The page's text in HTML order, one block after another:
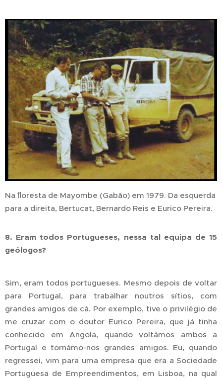
Na ﬂoresta de Mayombe (Gabão) em 1979. Da esquerda
para a direita, Bertucat, Bernardo Reis e Eurico Pereira.
8. Eram todos Portugueses, nessa tal equipa de 15
geólogos?
Sim, eram todos portugueses. Mesmo depois de voltar
para Portugal, para trabalhar noutros sítios, com
grandes amigos de cá. Por exemplo, tive o privilégio de
me cruzar com o doutor Eurico Pereira, que já tinha
conhecido em Angola, quando voltámos ambos a
Portugal e tornámo-nos grandes amigos. Eu, quando
regressei, vim para uma empresa que era a Sociedade
Portuguesa de Empreendimentos, em Lisboa, na qual